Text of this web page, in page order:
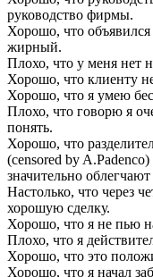
руководство фирмы.
Хорошо, что
жирный.
Плохо, что у меня нет
Хорошо, что клиенту
Хорошо, что я умею
Плохо, что говорю я
понять.
Хорошо, что
(censored by
значительно
Настолько, что через
хорошую сделку.
Хорошо, что я не пью
Плохо, что я
Хорошо, что это
Хорошо, что я начал